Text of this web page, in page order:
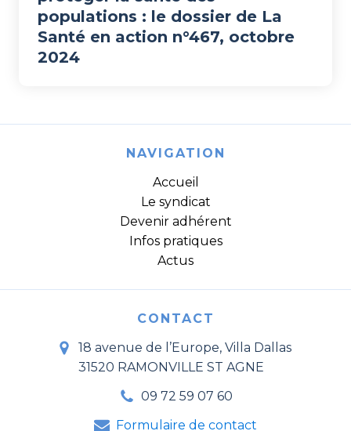
populations : le dossier de La
Santé en action n°467, octobre
2024
NAVIGATION
Accueil
Le syndicat
Devenir adhérent
Infos pratiques
Actus
CONTACT
18 avenue de l’Europe, Villa Dallas
31520 RAMONVILLE ST AGNE
09 72 59 07 60
Formulaire de contact